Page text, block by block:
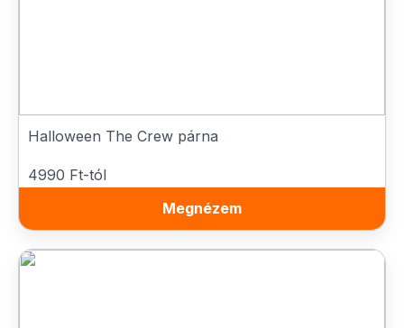
Halloween The Crew párna
4990 Ft-tól
Megnézem